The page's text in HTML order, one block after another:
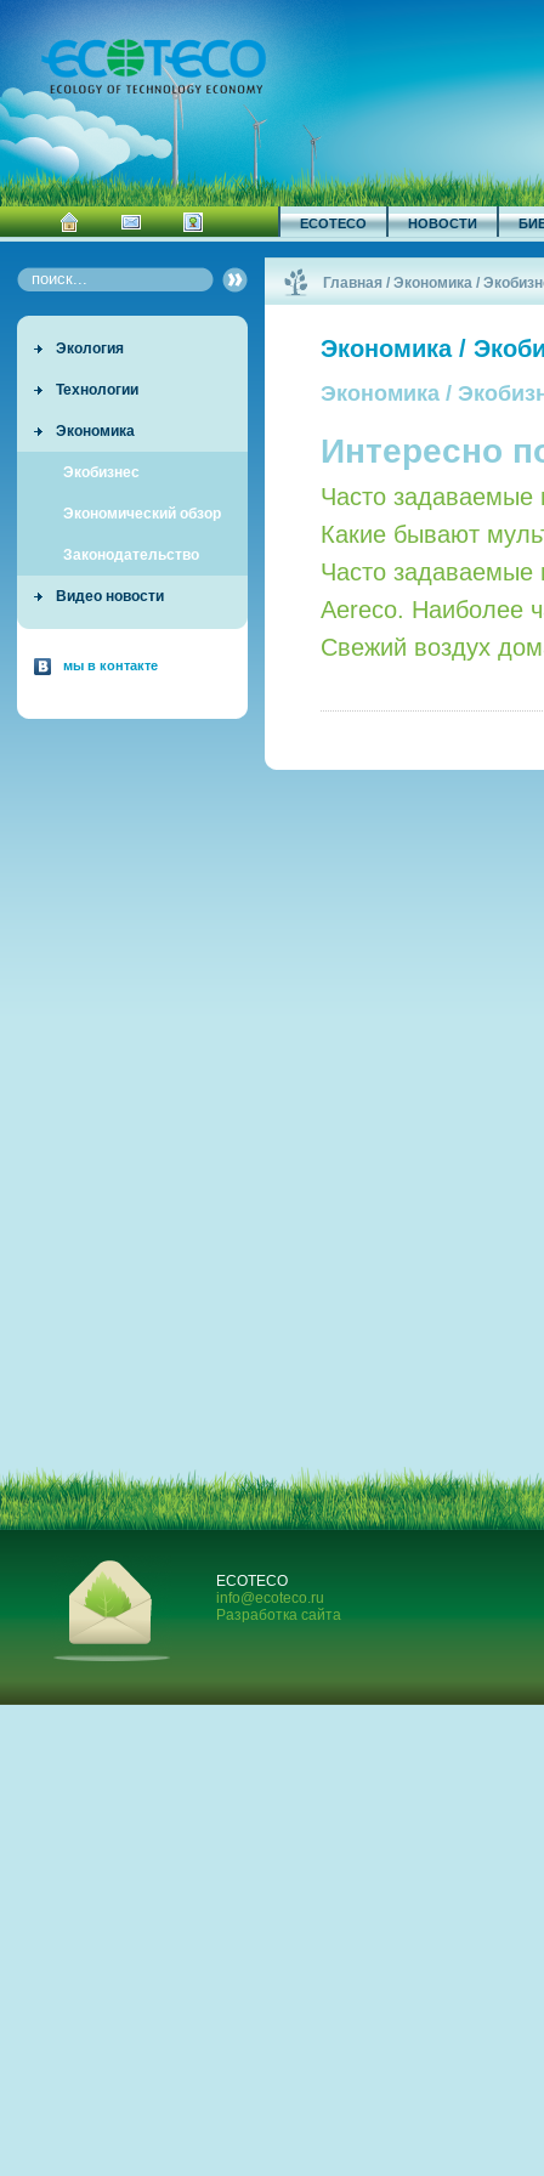
ECOTECO НОВОСТИ
Экология
Технологии
Экономика
Экобизнес
Экономический обзор
Законодательство
Видео новости
мы в контакте
Главная /Экономика /
Экономика /
Экономика /
Интересно
Часто задаваемые
Какие бывают
Часто задаваемые
Aereco. Наиболее
Свежий воздух
ECOTECO
info@ecoteco.ru
Разработка сайта